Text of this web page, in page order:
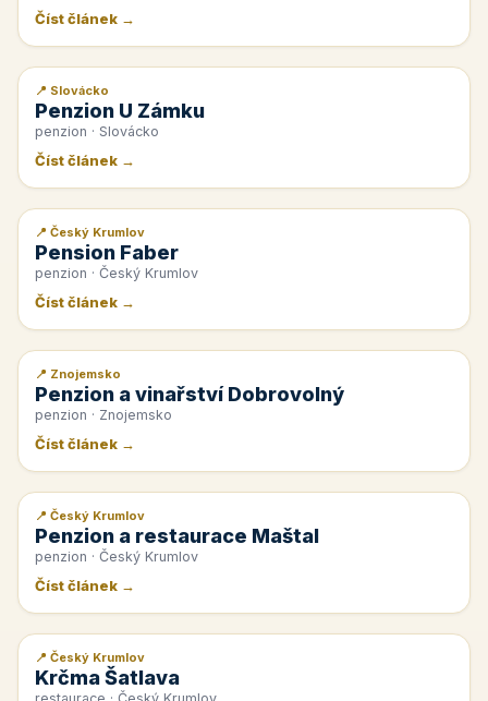
Číst článek →
📰 PR článek
📍 Slovácko
Penzion U Zámku
penzion · Slovácko
Číst článek →
📰 PR článek
📍 Český Krumlov
Pension Faber
penzion · Český Krumlov
Číst článek →
📰 PR článek
📍 Znojemsko
Penzion a vinařství Dobrovolný
penzion · Znojemsko
Číst článek →
📰 PR článek
📍 Český Krumlov
Penzion a restaurace Maštal
penzion · Český Krumlov
Číst článek →
📰 PR článek
📍 Český Krumlov
Krčma Šatlava